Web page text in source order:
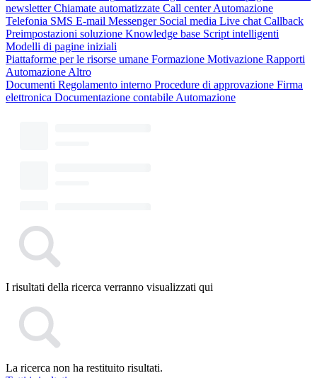
newsletter Chiamate automatizzate Call center Automazione
Telefonia SMS E-mail Messenger Social media Live chat Callback
Preimpostazioni soluzione Knowledge base Script intelligenti
Modelli di pagine iniziali
Piattaforme per le risorse umane Formazione Motivazione Rapporti
Automazione Altro
Documenti Regolamento interno Procedure di approvazione Firma
elettronica Documentazione contabile Automazione
I risultati della ricerca verranno visualizzati qui
La ricerca non ha restituito risultati.